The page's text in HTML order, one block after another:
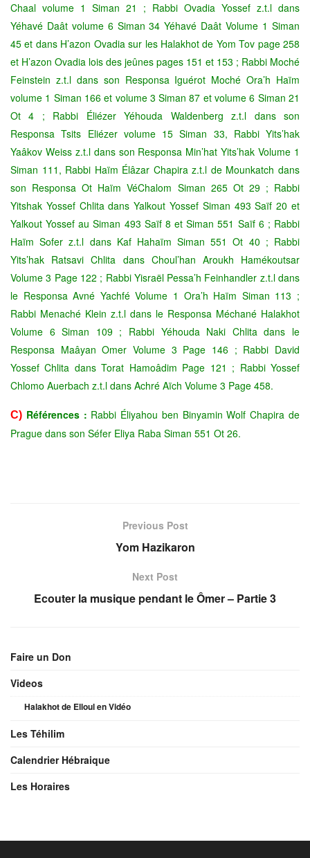
Chaal volume 1 Siman 21 ; Rabbi Ovadia Yossef z.t.l dans
Yéhavé Daât volume 6 Siman 34 Yéhavé Daât Volume 1 Siman
45 et dans H’azon Ovadia sur les Halakhot de Yom Tov page 258
et H’azon Ovadia lois des jeûnes pages 151 et 153 ; Rabbi Moché
Feinstein z.t.l dans son Responsa Iguérot Moché Ora’h Haïm
volume 1 Siman 166 et volume 3 Siman 87 et volume 6 Siman 21
Ot 4 ; Rabbi Éliézer Yéhouda Waldenberg z.t.l dans son
Responsa Tsits Eliézer volume 15 Siman 33, Rabbi Yits’hak
Yaâkov Weiss z.t.l dans son Responsa Min’hat Yits’hak Volume 1
Siman 111, Rabbi Haïm Élâzar Chapira z.t.l de Mounkatch dans
son Responsa Ot Haïm VéChalom Siman 265 Ot 29 ; Rabbi
Yitshak Yossef Chlita dans Yalkout Yossef Siman 493 Saïf 20 et
Yalkout Yossef au Siman 493 Saïf 8 et Siman 551 Saïf 6 ; Rabbi
Haïm Sofer z.t.l dans Kaf Hahaïm Siman 551 Ot 40 ; Rabbi
Yits’hak Ratsavi Chlita dans Choul’han Aroukh Hamékoutsar
Volume 3 Page 122 ; Rabbi Yisraël Pessa’h Feinhandler z.t.l dans
le Responsa Avné Yachfé Volume 1 Ora’h Haïm Siman 113 ;
Rabbi Menaché Klein z.t.l dans le Responsa Méchané Halakhot
Volume 6 Siman 109 ; Rabbi Yéhouda Naki Chlita dans le
Responsa Maâyan Omer Volume 3 Page 146 ; Rabbi David
Yossef Chlita dans Torat Hamoâdim Page 121 ; Rabbi Yossef
Chlomo Auerbach z.t.l dans Achré Aïch Volume 3 Page 458.
C) Références : Rabbi Éliyahou ben Binyamin Wolf Chapira de
Prague dans son Séfer Eliya Raba Siman 551 Ot 26.
Previous Post
Yom Hazikaron
Next Post
Ecouter la musique pendant le Ômer – Partie 3
Faire un Don
Videos
Halakhot de Elloul en Vidéo
Les Téhilim
Calendrier Hébraique
Les Horaires